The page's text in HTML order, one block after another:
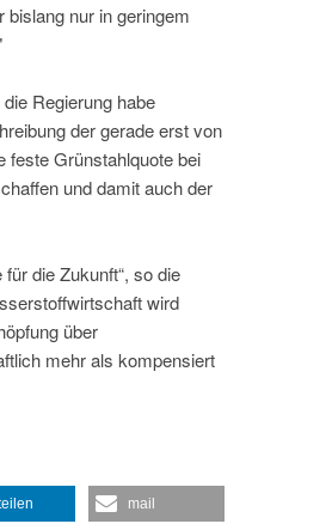
nur in geringem
Regierung habe
der gerade erst von
feste Grünstahlquote bei
und damit auch der
die Zukunft“, so die
wird
über
mehr als kompensiert
mail